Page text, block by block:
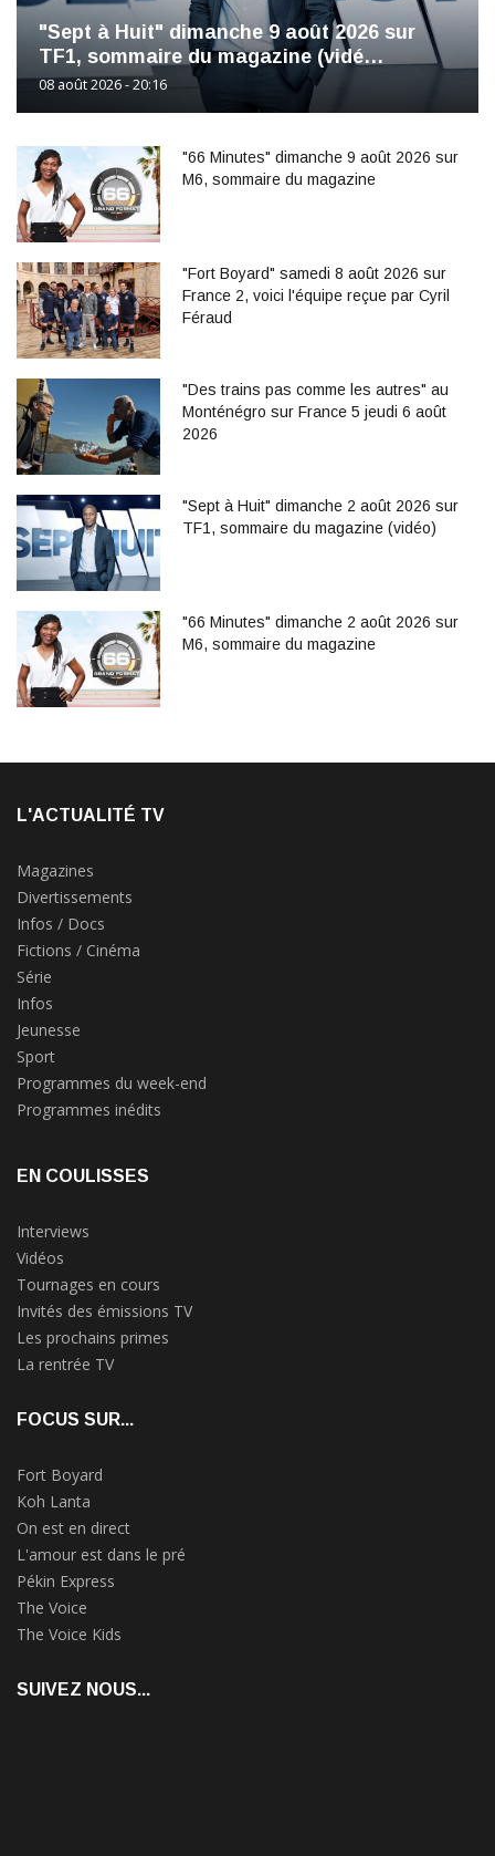
"Sept à Huit" dimanche 9 août 2026 sur
TF1, sommaire du magazine (vidé…
08 août 2026 - 20:16
"66 Minutes" dimanche 9 août 2026 sur
M6, sommaire du magazine
"Fort Boyard" samedi 8 août 2026 sur
France 2, voici l'équipe reçue par Cyril
Féraud
"Des trains pas comme les autres" au
Monténégro sur France 5 jeudi 6 août
2026
"Sept à Huit" dimanche 2 août 2026 sur
TF1, sommaire du magazine (vidéo)
"66 Minutes" dimanche 2 août 2026 sur
M6, sommaire du magazine
L'ACTUALITÉ TV
Magazines
Divertissements
Infos / Docs
Fictions / Cinéma
Série
Infos
Jeunesse
Sport
Programmes du week-end
Programmes inédits
EN COULISSES
Interviews
Vidéos
Tournages en cours
Invités des émissions TV
Les prochains primes
La rentrée TV
FOCUS SUR...
Fort Boyard
Koh Lanta
On est en direct
L'amour est dans le pré
Pékin Express
The Voice
The Voice Kids
SUIVEZ NOUS...